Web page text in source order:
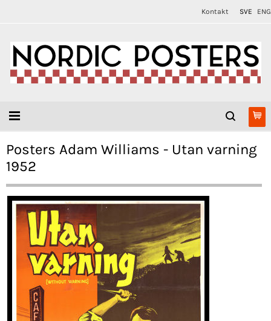
Kontakt SVE ENG
Posters Adam Williams - Utan varning
1952